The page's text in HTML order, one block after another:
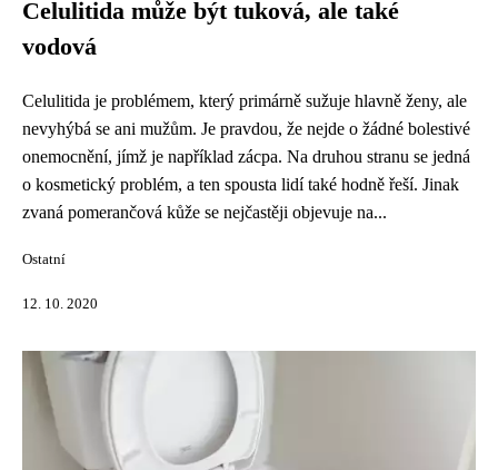
Celulitida může být tuková, ale také
vodová
Celulitida je problémem, který primárně sužuje hlavně ženy, ale
nevyhýbá se ani mužům. Je pravdou, že nejde o žádné bolestivé
onemocnění, jímž je například zácpa. Na druhou stranu se jedná
o kosmetický problém, a ten spousta lidí také hodně řeší. Jinak
zvaná pomerančová kůže se nejčastěji objevuje na...
Ostatní
12. 10. 2020